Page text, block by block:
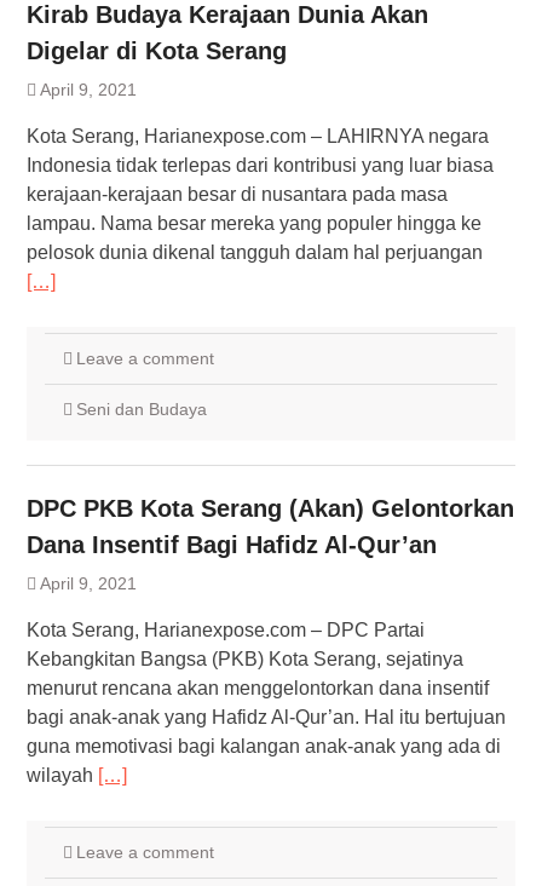
Kirab Budaya Kerajaan Dunia Akan
Digelar di Kota Serang
April 9, 2021
Kota Serang, Harianexpose.com – LAHIRNYA negara
Indonesia tidak terlepas dari kontribusi yang luar biasa
kerajaan-kerajaan besar di nusantara pada masa
lampau. Nama besar mereka yang populer hingga ke
pelosok dunia dikenal tangguh dalam hal perjuangan
[…]
Leave a comment
Seni dan Budaya
DPC PKB Kota Serang (Akan) Gelontorkan
Dana Insentif Bagi Hafidz Al-Qur’an
April 9, 2021
Kota Serang, Harianexpose.com – DPC Partai
Kebangkitan Bangsa (PKB) Kota Serang, sejatinya
menurut rencana akan menggelontorkan dana insentif
bagi anak-anak yang Hafidz Al-Qur’an. Hal itu bertujuan
guna memotivasi bagi kalangan anak-anak yang ada di
wilayah […]
Leave a comment